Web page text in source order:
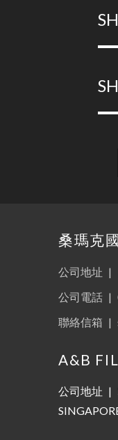
桑瑪克
公司地址 |
公司電話 |
聯絡信箱 |
A&B
公司地址 |